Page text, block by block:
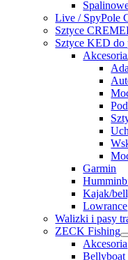
Live / SpyPole
Sztyce
Sztyce KED
Akcesoria
Garmin
Kajak/
Lowrance
Walizki i pasy
ZECK Fishing
Akcesoria
Bellyboat